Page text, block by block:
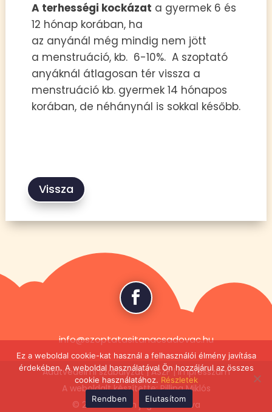
A terhességi kockázat a gyermek 6 és
12 hónap korában, ha
az anyánál még mindig nem jött
a menstruáció, kb. 6-10%. A szoptató
anyáknál átlagosan tér vissza a
menstruáció kb. gyermek 14 hónapos
korában, de néhánynál is sokkal később.
Vissza
info@szoptatasitanacsadovac.hu
Adatvédelmi szabályzat | ÁSZF | Impresszum
A weboldalt készítette: Pilling Miklós
© 2024 Minden jog fenntartva
Ez a weboldal cookie-kat használ a felhasználói élmény javítása
érdekében. A weboldal használatával Ön hozzájárul az összes
cookie használatához. Részletek
Rendben
Elutasítom